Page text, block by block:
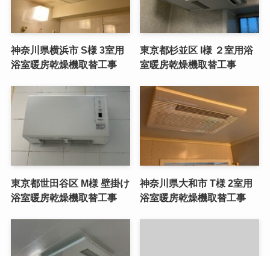
神奈川県横浜市 S様 3室用
浴室暖房乾燥機取替工事
東京都杉並区 I様 ２室用浴
室暖房乾燥機取替工事
東京都世田谷区 M様 壁掛け
浴室暖房乾燥機取替工事
神奈川県大和市 T様 2室用
浴室暖房乾燥機取替工事